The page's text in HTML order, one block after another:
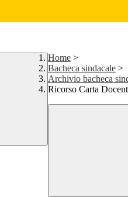
Home >
Bacheca sindacale >
Archivio bacheca
Ricorso Carta